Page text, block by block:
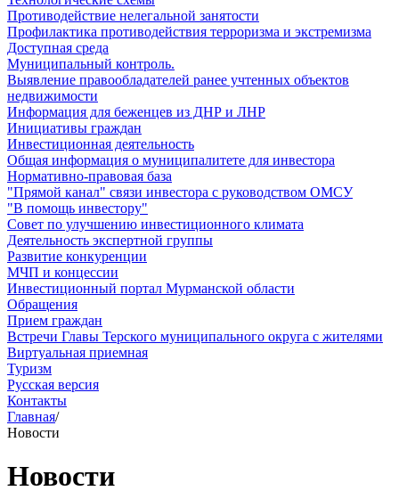
Противодействие нелегальной занятости
Профилактика противодействия терроризма и экстремизма
Доступная среда
Муниципальный контроль.
Выявление правообладателей ранее учтенных объектов
недвижимости
Информация для беженцев из ДНР и ЛНР
Инициативы граждан
Инвестиционная деятельность
Общая информация о муниципалитете для инвестора
Нормативно-правовая база
"Прямой канал" связи инвестора с руководством ОМСУ
"В помощь инвестору"
Совет по улучшению инвестиционного климата
Деятельность экспертной группы
Развитие конкуренции
МЧП и концессии
Инвестиционный портал Мурманской области
Обращения
Прием граждан
Встречи Главы Терского муниципального округа с жителями
Виртуальная приемная
Туризм
Русская версия
Контакты
Главная/
Новости
Новости